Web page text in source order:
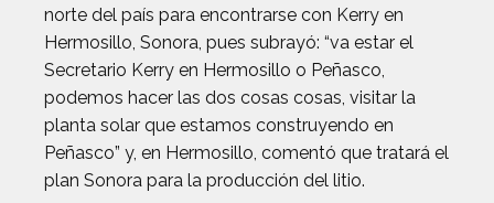
norte del país para encontrarse con Kerry en
Hermosillo, Sonora, pues subrayó: “va estar el
Secretario Kerry en Hermosillo o Peñasco,
podemos hacer las dos cosas cosas, visitar la
planta solar que estamos construyendo en
Peñasco” y, en Hermosillo, comentó que tratará el
plan Sonora para la producción del litio.